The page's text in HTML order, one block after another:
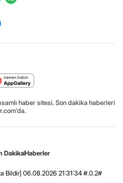
haber sitesi. Son dakika haberleri
DakikaHaberler
Bildir] 06.08.2026 21:31:34 #.0.2#